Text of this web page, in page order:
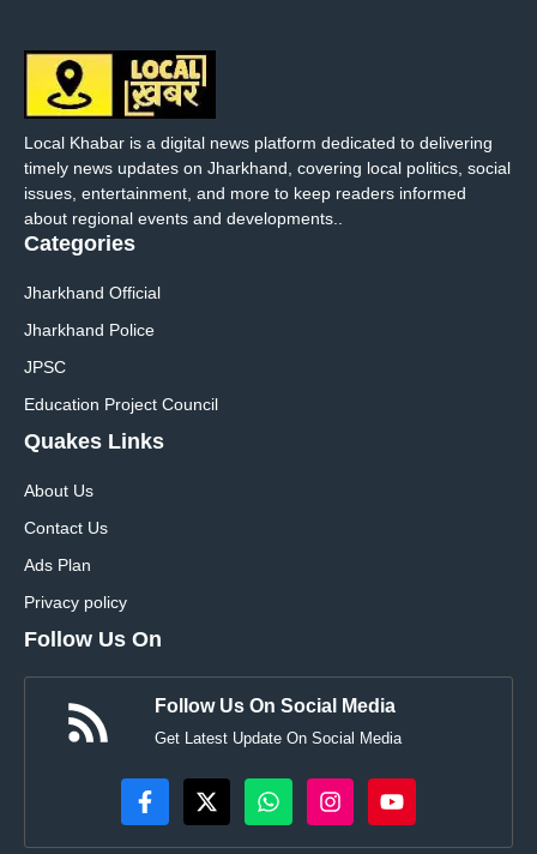
Local Khabar is a digital news platform dedicated to delivering
timely news updates on Jharkhand, covering local politics, social
issues, entertainment, and more to keep readers informed
about regional events and developments..
Categories
Jharkhand Official
Jharkhand Police
JPSC
Education Project Council
Quakes Links
About Us
Contact Us
Ads Plan
Privacy policy
Follow Us On
Follow Us On Social Media
Get Latest Update On Social Media